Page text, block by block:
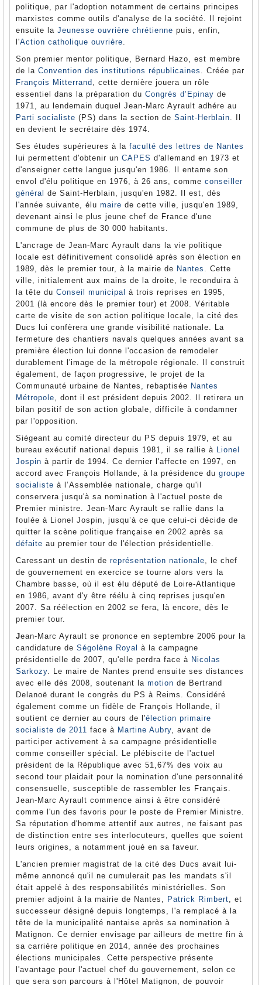
politique, par l'adoption notamment de certains principes
marxistes comme outils d'analyse de la société. Il rejoint
ensuite la Jeunesse ouvrière chrétienne puis, enfin,
l'Action catholique ouvrière.
Son premier mentor politique, Bernard Hazo, est membre
de la Convention des institutions républicaines . Créée par
François Mitterrand , cette dernière jouera un rôle
essentiel dans la préparation du Congrès d’Epinay de
1971, au lendemain duquel Jean-Marc Ayrault adhére au
Parti socialiste (PS) dans la section de Saint-Herblain. Il
en devient le secrétaire dès 1974.
Ses études supérieures à la faculté des lettres de Nantes
lui permettent d'obtenir un CAPES d'allemand en 1973 et
d'enseigner cette langue jusqu'en 1986. Il entame son
envol d'élu politique en 1976, à 26 ans, comme conseiller
général de Saint-Herblain, jusqu'en 1982. Il est, dès
l'année suivante, élu maire de cette ville, jusqu'en 1989,
devenant ainsi le plus jeune chef de France d'une
commune de plus de 30 000 habitants.
L'ancrage de Jean-Marc Ayrault dans la vie politique
locale est définitivement consolidé après son élection en
1989, dès le premier tour, à la mairie de Nantes . Cette
ville, initialement aux mains de la droite, le reconduira à
la tête du Conseil municipal à trois reprises en 1995,
2001 (là encore dès le premier tour) et 2008. Véritable
carte de visite de son action politique locale, la cité des
Ducs lui confèrera une grande visibilité nationale. La
fermeture des chantiers navals quelques années avant sa
première élection lui donne l'occasion de remodeler
durablement l'image de la métropole régionale. Il construit
également, de façon progressive, le projet de la
Communauté urbaine de Nantes, rebaptisée Nantes
Métropole, dont il est président depuis 2002. Il retirera un
bilan positif de son action globale, difficile à condamner
par l'opposition.
Siégeant au comité directeur du PS depuis 1979, et au
bureau exécutif national depuis 1981, il se rallie à Lionel
Jospin à partir de 1994. Ce dernier l'affecte en 1997, en
accord avec François Hollande, à la présidence du groupe
socialiste à l’Assemblée nationale, charge qu'il
conservera jusqu'à sa nomination à l'actuel poste de
Premier ministre. Jean-Marc Ayrault se rallie dans la
foulée à Lionel Jospin, jusqu’à ce que celui-ci décide de
quitter la scène politique française en 2002 après sa
défaite au premier tour de l'élection présidentielle.
Caressant un destin de représentation nationale, le chef
de gouvernement en exercice se tourne alors vers la
Chambre basse, où il est élu député de Loire-Atlantique
en 1986, avant d'y être réélu à cinq reprises jusqu'en
2007. Sa réélection en 2002 se fera, là encore, dès le
premier tour.
Jean-Marc Ayrault se prononce en septembre 2006 pour la
candidature de Ségolène Royal à la campagne
présidentielle de 2007, qu'elle perdra face à Nicolas
Sarkozy. Le maire de Nantes prend ensuite ses distances
avec elle dès 2008, soutenant la motion de Bertrand
Delanoë durant le congrès du PS à Reims. Considéré
également comme un fidèle de François Hollande, il
soutient ce dernier au cours de l'élection primaire
socialiste de 2011 face à Martine Aubry, avant de
participer activement à sa campagne présidentielle
comme conseiller spécial. Le plébiscite de l'actuel
président de la République avec 51,67% des voix au
second tour plaidait pour la nomination d'une personnalité
consensuelle, susceptible de rassembler les Français.
Jean-Marc Ayrault commence ainsi à être considéré
comme l'un des favoris pour le poste de Premier Ministre.
Sa réputation d'homme attentif aux autres, ne faisant pas
de distinction entre ses interlocuteurs, quelles que soient
leurs origines, a notamment joué en sa faveur.
L'ancien premier magistrat de la cité des Ducs avait lui-
même annoncé qu'il ne cumulerait pas les mandats s'il
était appelé à des responsabilités ministérielles. Son
premier adjoint à la mairie de Nantes, Patrick Rimbert, et
successeur désigné depuis longtemps, l'a remplacé à la
tête de la municipalité nantaise après sa nomination à
Matignon. Ce dernier envisage par ailleurs de mettre fin à
sa carrière politique en 2014, année des prochaines
élections municipales. Cette perspective présente
l'avantage pour l'actuel chef du gouvernement, selon ce
que sera son parcours à l'Hôtel Matignon, de pouvoir